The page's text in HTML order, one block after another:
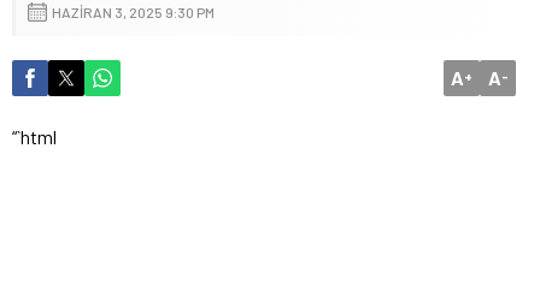
HAZIRAN 3, 2025 9:30 PM
A+ A-
“`html